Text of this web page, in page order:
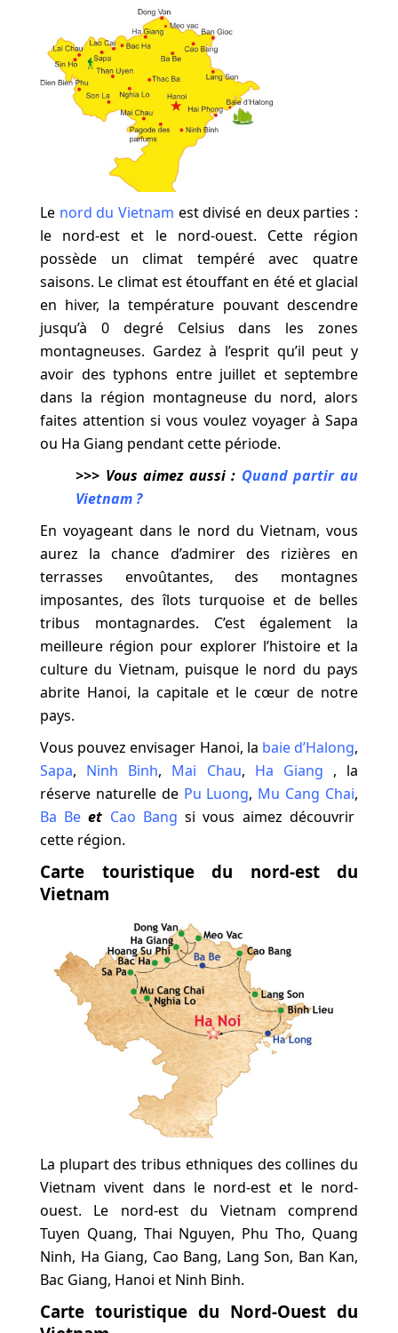
Le nord du Vietnam est divisé en deux parties :
le nord-est et le nord-ouest. Cette région
possède un climat tempéré avec quatre
saisons. Le climat est étouffant en été et glacial
en hiver, la température pouvant descendre
jusqu’à 0 degré Celsius dans les zones
montagneuses. Gardez à l’esprit qu’il peut y
avoir des typhons entre juillet et septembre
dans la région montagneuse du nord, alors
faites attention si vous voulez voyager à Sapa
ou Ha Giang pendant cette période.
>>> Vous aimez aussi : Quand partir au
Vietnam ?
En voyageant dans le nord du Vietnam, vous
aurez la chance d’admirer des rizières en
terrasses envoûtantes, des montagnes
imposantes, des îlots turquoise et de belles
tribus montagnardes. C’est également la
meilleure région pour explorer l’histoire et la
culture du Vietnam, puisque le nord du pays
abrite Hanoi, la capitale et le cœur de notre
pays.
Vous pouvez envisager Hanoi, la baie d’Halong,
Sapa, Ninh Binh, Mai Chau, Ha Giang , la
réserve naturelle de Pu Luong, Mu Cang Chai,
Ba Be et Cao Bang si vous aimez découvrir
cette région.
Carte touristique du nord-est du
Vietnam
La plupart des tribus ethniques des collines du
Vietnam vivent dans le nord-est et le nord-
ouest. Le nord-est du Vietnam comprend
Tuyen Quang, Thai Nguyen, Phu Tho, Quang
Ninh, Ha Giang, Cao Bang, Lang Son, Ban Kan,
Bac Giang, Hanoi et Ninh Binh.
Carte touristique du Nord-Ouest du